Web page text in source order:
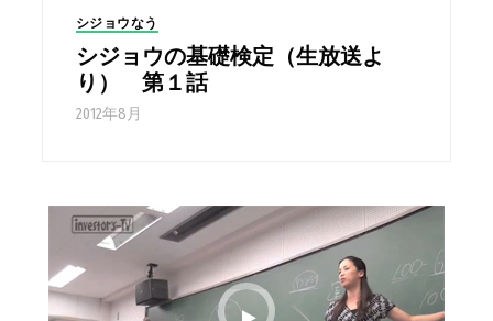
シジョウなう
シジョウの基礎検定（生放送よ
り） 第１話
2012年8月